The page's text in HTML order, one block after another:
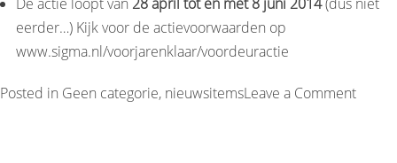
eerder…) Kijk voor de actievoorwaarden op
www.sigma.nl/voorjarenklaar/voordeuractie
Posted in Geen categorie, nieuwsitemsLeave a Commenton